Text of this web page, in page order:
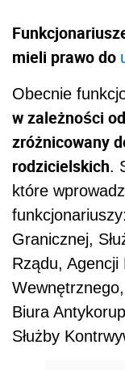
mieli prawo do
Obecnie
w zależności
zróżnicowany
rodzicielskich.
które
Granicznej,
Rządu,
Biura
Służby